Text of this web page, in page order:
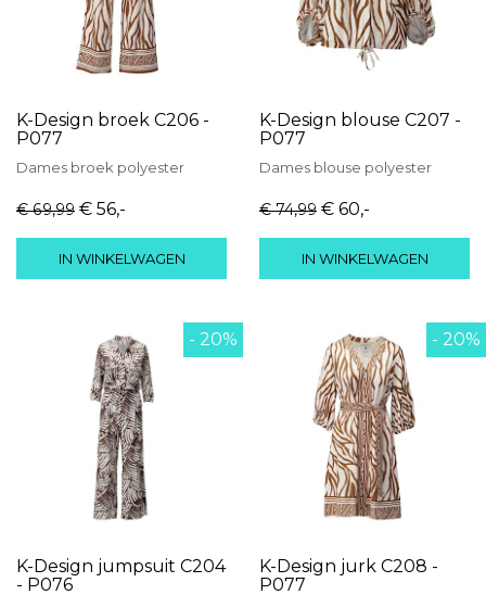
K-Design broek C206 -
P077
Dames broek polyester
€ 69,99 € 56,-
IN WINKELWAGEN
K-Design blouse C207 -
P077
Dames blouse polyester
€ 74,99 € 60,-
IN WINKELWAGEN
- 20%
K-Design jumpsuit C204
- P076
- 20%
K-Design jurk C208 -
P077